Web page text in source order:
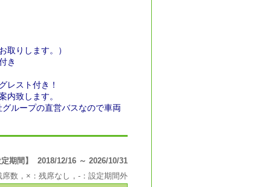
取りします。）
き
レスト付き！
内致します。
ループの直営バスなので車両
定期間】 2018/12/16 ～ 2026/10/31
数，×：残席なし，-：設定期間外